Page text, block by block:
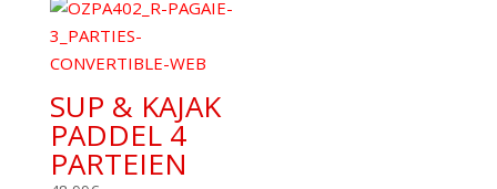
SUP & KAJAK
PADDEL 4
PARTEIEN